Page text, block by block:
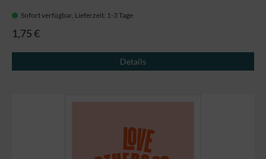
Sofort verfügbar, Lieferzeit: 1-3 Tage
1,75 €
Details